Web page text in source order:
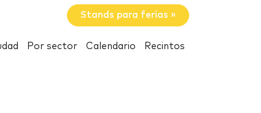
Stands para ferias »
Por sector Calendario Recintos